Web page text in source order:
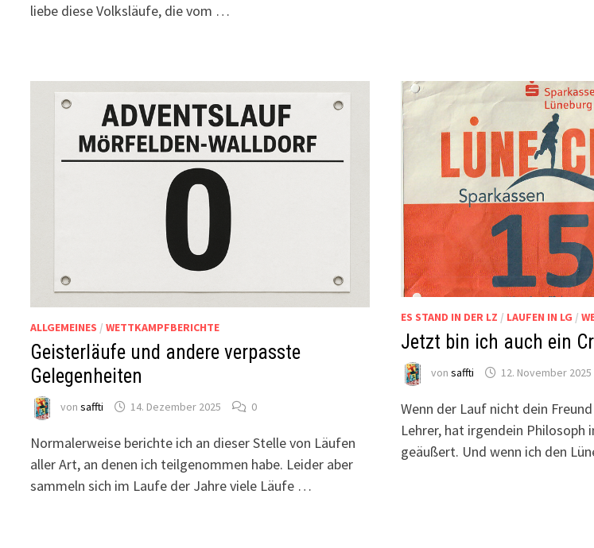
liebe diese Volksläufe, die vom …
ALLGEMEINES /WETTKAMPFBERICHTE
Geisterläufe und andere verpasste
Gelegenheiten
vonsaffti 14. Dezember 2025 0
Normalerweise berichte ich an dieser Stelle von Läufen
aller Art, an denen ich teilgenommen habe. Leider aber
sammeln sich im Laufe der Jahre viele Läufe …
ES STAND IN DER LZ / LAUFEN IN LG /
Jetzt bin ich auch ein
von saffti 12. November 2025
Wenn der Lauf nicht dein
Lehrer, hat irgendein Philosoph
geäußert. Und wenn ich den